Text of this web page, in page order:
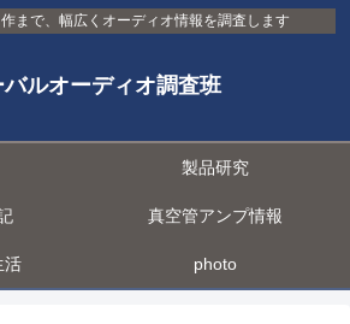
まで、幅広くオーディオ情報を調査します
バルオーディオ調査班
製品研究
真空管アンプ情報
活 photo